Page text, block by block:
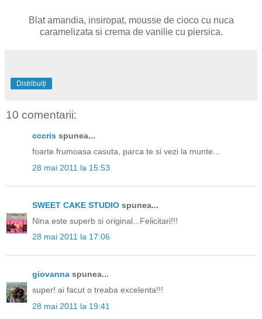
Blat amandia, insiropat, mousse de cioco cu nuca
caramelizata si crema de vanilie cu piersica.
Distribuiți
10 comentarii:
cccris spunea...
foarte frumoasa casuta, parca te si vezi la munte...
28 mai 2011 la 15:53
SWEET CAKE STUDIO spunea...
Nina este superb si original...Felicitari!!!
28 mai 2011 la 17:06
giovanna spunea...
super! ai facut o treaba excelenta!!!
28 mai 2011 la 19:41